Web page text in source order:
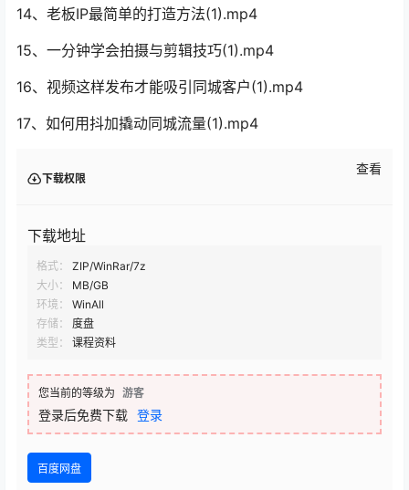
14、老板IP最简单的打造方法(1).mp4
15、一分钟学会拍摄与剪辑技巧(1).mp4
16、视频这样发布才能吸引同城客户(1).mp4
17、如何用抖加撬动同城流量(1).mp4
下载权限
查看
下载地址
格式：
ZIP/WinRar/7z
大小：
MB/GB
环境：
WinAll
存储：
度盘
类型：
课程资料
您当前的等级为 游客
登录后免费下载 登录
百度网盘